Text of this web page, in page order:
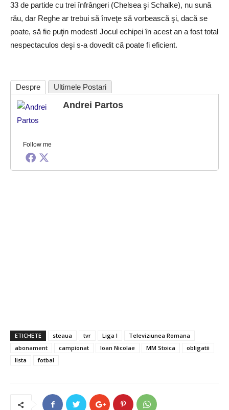
33 de partide cu trei înfrângeri (Chelsea şi Schalke), nu sună
rău, dar Reghe ar trebui să înveţe să vorbească şi, dacă se
poate, să fie puţin modest! Jocul echipei în acest an a fost total
nespectaculos deşi s-a dovedit că poate fi eficient.
Despre Ultimele Postari
Follow me
Andrei Partos
ETICHETE steaua tvr Liga I
Televiziunea Romana
abonament
campionat Ioan Nicolae MM Stoica
obligatii
lista
fotbal